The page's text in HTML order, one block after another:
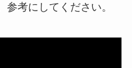
考にしてください。